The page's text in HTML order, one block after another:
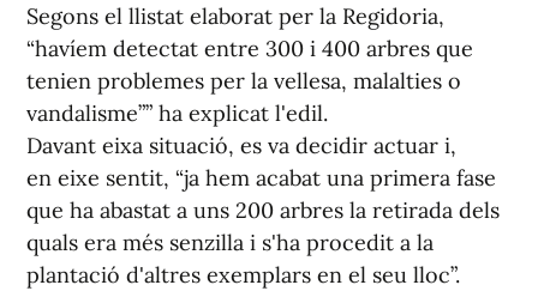
Segons el llistat elaborat per la Regidoria,
“havíem detectat entre 300 i 400 arbres que
tenien problemes per la vellesa, malalties o
vandalisme”” ha explicat l'edil.
Davant eixa situació, es va decidir actuar i,
en eixe sentit, “ja hem acabat una primera fase
que ha abastat a uns 200 arbres la retirada dels
quals era més senzilla i s'ha procedit a la
plantació d'altres exemplars en el seu lloc”.